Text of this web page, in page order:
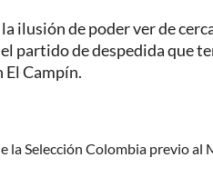
ilusión de poder ver de
partido de despedida que
El Campín.
la Selección Colombia previo